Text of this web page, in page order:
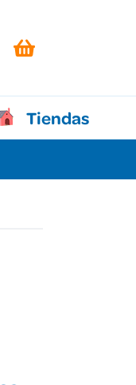
Tiendas